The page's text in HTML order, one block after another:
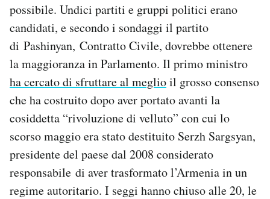
AREA PERSONALE
Area Personale
Newsletter
Notifiche mobile
Regala il Post
Hai bisogno di aiuto?
possibile. Undici partiti e gruppi politici erano
candidati, e secondo i sondaggi il partito
di Pashinyan, Contratto Civile, dovrebbe ottenere
la maggioranza in Parlamento. Il primo ministro
ha cercato di sfruttare al meglioil grosso consenso
che ha costruito dopo aver portato avanti la
cosiddetta “rivoluzione di velluto” con cui lo
scorso maggio era stato destituito Serzh Sargsyan,
presidente del paese dal 2008 considerato
responsabile di aver trasformato l’Armenia in un
regime autoritario. I seggi hanno chiuso alle 20, le